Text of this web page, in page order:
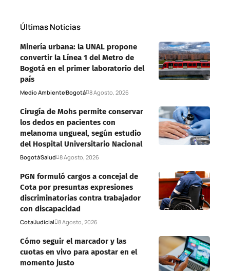
Últimas Noticias
Minería urbana: la UNAL propone
convertir la Línea 1 del Metro de
Bogotá en el primer laboratorio del
país
Medio AmbienteBogotá 8 Agosto, 2026
Cirugía de Mohs permite conservar
los dedos en pacientes con
melanoma ungueal, según estudio
del Hospital Universitario Nacional
BogotáSalud 8 Agosto, 2026
PGN formuló cargos a concejal de
Cota por presuntas expresiones
discriminatorias contra trabajador
con discapacidad
CotaJudicial 8 Agosto, 2026
Cómo seguir el marcador y las
cuotas en vivo para apostar en el
momento justo